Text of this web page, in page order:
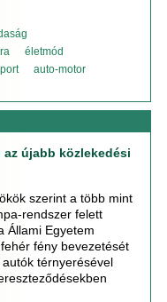
életmód
auto-motor
újabb közlekedési
szerint a több mint
rendszer felett
Állami Egyetem
fény bevezetését
térnyerésével